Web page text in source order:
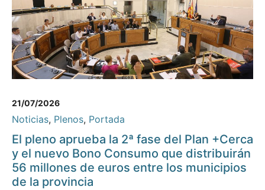
21/07/2026
Noticias, Plenos, Portada
El pleno aprueba la 2ª fase del Plan +Cerca
y el nuevo Bono Consumo que distribuirán
56 millones de euros entre los municipios
de la provincia